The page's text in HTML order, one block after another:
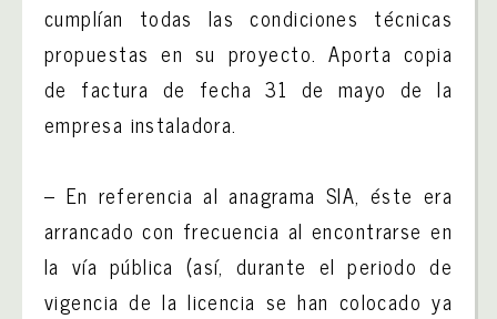
cumplían todas las condiciones técnicas
propuestas en su proyecto. Aporta copia
de factura de fecha 31 de mayo de la
empresa instaladora.
– En referencia al anagrama SIA, éste era
arrancado con frecuencia al encontrarse en
la vía pública (así, durante el periodo de
vigencia de la licencia se han colocado ya